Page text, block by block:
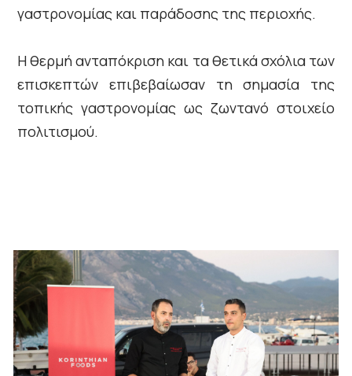
γαστρονομίας και παράδοσης της περιοχής.
Η θερμή ανταπόκριση και τα θετικά σχόλια των
επισκεπτών επιβεβαίωσαν τη σημασία της
τοπικής γαστρονομίας ως ζωντανό στοιχείο
πολιτισμού.